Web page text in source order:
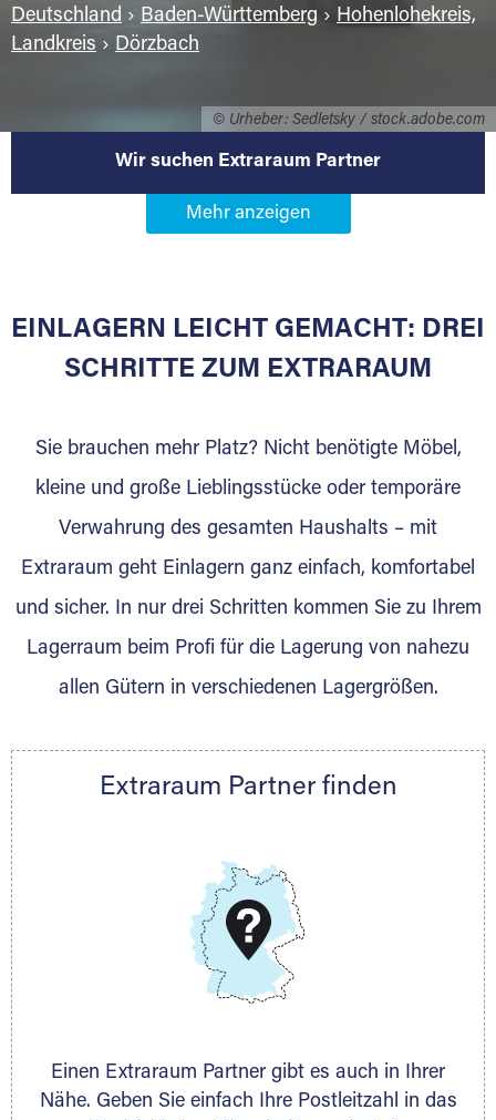
© Urheber: Sedletsky / stock.adobe.com
Deutschland › Baden-Württemberg › Hohenlohekreis,
Landkreis › Dörzbach
Wir suchen Extraraum Partner
Werden Sie Extraraum Partner in
Sie bieten Kunden Lagerraum zur Miete, der
für die Einlagerung von Umzugsgut gebaut
Lagerkunden und Vermietungen.
Ihre Vorteile als Extraraum Partner:
Marktgerechte Preise
Digitale Buchungsplattform
Gewinnung von Neukunden
Nachricht.
Telefon:+49 6145 5442 - 404
DMG Aktiengesellschaft
www.dmg-ag.com
EINLAGERN LEICHT GEMACHT: DREI
SCHRITTE ZUM EXTRARAUM
Sie brauchen mehr Platz? Nicht benötigte Möbel,
kleine und große Lieblingsstücke oder temporäre
Verwahrung des gesamten Haushalts – mit
Extraraum geht Einlagern ganz einfach, komfortabel
und sicher. In nur drei Schritten kommen Sie zu Ihrem
Lagerraum beim Profi für die Lagerung von nahezu
allen Gütern in verschiedenen Lagergrößen.
Extraraum Partner finden
Einen Extraraum Partner gibt es auch in Ihrer
Nähe. Geben Sie einfach Ihre Postleitzahl in das